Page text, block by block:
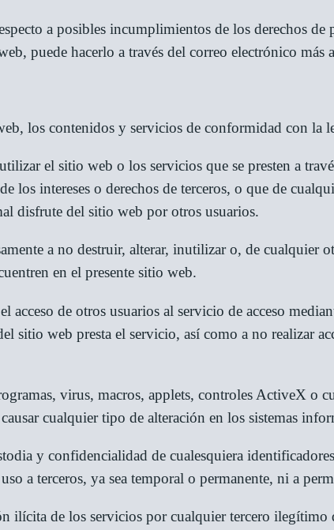
a posibles incumplimientos de los derechos
puede hacerlo a través del correo electrónico más
los contenidos y servicios de conformidad con la
el sitio web o los servicios que se presten a
los intereses o derechos de terceros, o que de
disfrute del sitio web por otros usuarios.
a no destruir, alterar, inutilizar o, de cualquier
en el presente sitio web.
acceso de otros usuarios al servicio de acceso
sitio web presta el servicio, así como a no realizar
virus, macros, applets, controles ActiveX o
causar cualquier tipo de alteración en los sistemas
y confidencialidad de cualesquiera
a terceros, ya sea temporal o permanente, ni a
ilícita de los servicios por cualquier tercero ilegítimo